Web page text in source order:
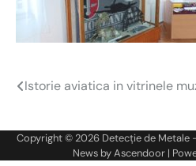
Navigare
articole
Istorie aviatica in vitrinele
Copyright © 2026 Detecție de Metale
News byAscendoor|